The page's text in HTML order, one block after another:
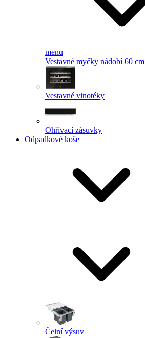
menu
Vestavné myčky nádobí 60 cm
Vestavné vinotéky
Ohřívací zásuvky
Odpadkové koše
Čelní výsuv